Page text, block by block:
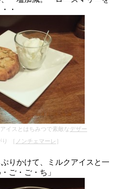
・
イスとはちみつで素敵なデザー
［ ノンチェマーレ
りかけて、ミルクアイスと一
ご・ご・ち」